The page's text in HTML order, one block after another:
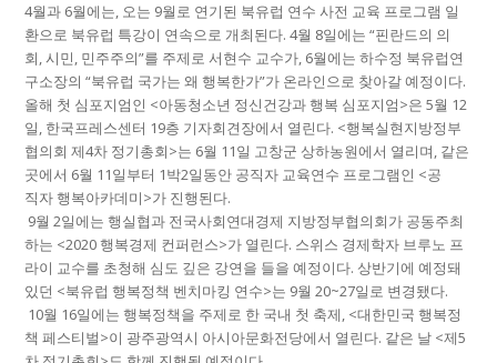
4월과 6월에는, 오는 9월로 연기된 북유럽 연수 사전 교육 프로그램 일
환으로 북유럽 특강이 연속으로 개최된다. 4월 8일에는 “핀란드의 의
회,시민, 민주주의”를 주제로 서현수 교수가, 6월에는 하수정 북유럽연
구소장의 “북유럽 국가는 왜 행복한가”가 온라인으로 찾아갈 예정이다.
올해 첫 심포지엄인 <아동청소년 정신건강과 행복 심포지엄>은5월 12
일, 한국프레스센터 19층 기자회견장에서 열린다. <행복실현지방정부
협의회 제4차 정기총회>는 6월 11일 고창군 상하농원에서 열리며, 같은
곳에서 6월 11일부터 1박2일동안 공직자 교육연수 프로그램인 <공
직자 행복아카데미>가 진행된다.
9월2일에는 행실협과 전국사회연대경제 지방정부협의회가 공동주최
하는 <2020행복경제 컨퍼런스>가 열린다. 스위스 경제학자 브루노 프
라이 교수를 초청해 심도 깊은 강연을 들을 예정이다.상반기에 예정돼
있던 <북유럽 행복정책 벤치마킹 연수>는 9월20~27일로 변경됐다.
10월 16일에는 행복정책을 주제로 한 국내 첫 축제, <대한민국 행복정
책 페스티벌>이 광주광역시 아시아문화전당에서 열린다. 같은 날 <제5